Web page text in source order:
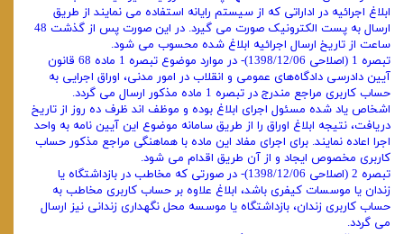
ابلاغ اجرائیه در اداراتی که از سیستم رایانه استفاده می‌ نمایند از طریق
ارسال به پست الکترونیک صورت می‌ گیرد. در این صورت پس از گذشت 48
ساعت از تاریخ ارسال اجرائیه ابلاغ شده محسوب می‌ شود.
تبصره 1 (اصلاحی 1398/12/06)- در موارد موضوع تبصره 1 ماده 68 قانون
آیین دادرسی دادگاه‌های عمومی و انقلاب در امور مدنی، اوراق اجرایی به‌
حساب کاربری مراجع مندرج در تبصره 1 ماده مذکور ارسال می‌ گردد.
اشخاص یاد شده مسئول اجرای ابلاغ بوده و موظف ‌اند‌ ظرف ده روز از تاریخ
دریافت، نتیجه ابلاغ اوراق را از طریق سامانه موضوع این آیین ‌نامه به واحد
اجرا اعاده نمایند. برای اجرای مفاد این ماده با هماهنگی مراجع مذکور حساب
کاربری مخصوص ایجاد و از آن طریق اقدام می ‌شود.
تبصره 2 (اصلاحی 1398/12/06)- در صورتی‌ که مخاطب در بازداشتگاه یا
زندان یا موسسات کیفری باشد، ابلاغ علاوه بر حساب کاربری مخاطب به
‌حساب کاربری زندان، بازداشتگاه یا موسسه محل نگهداری زندانی نیز ارسال
می ‌گردد.